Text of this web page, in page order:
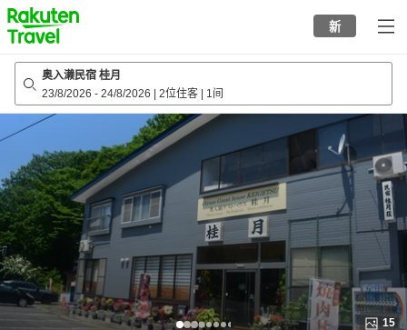
to
top
page
新
奥入濑民宿 桂月
23/8/2026 - 24/8/2026 2位住客 1间
15